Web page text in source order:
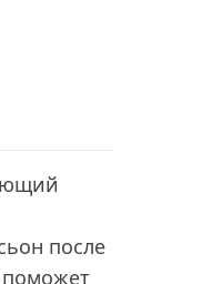
после